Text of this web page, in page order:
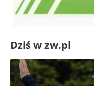
Dziś w zw.pl